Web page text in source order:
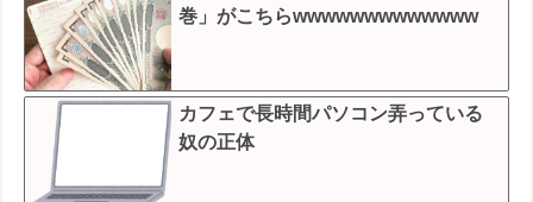
巻」がこちらwwwwwwwwwwwww
カフェで長時間パソコン弄っている
奴の正体